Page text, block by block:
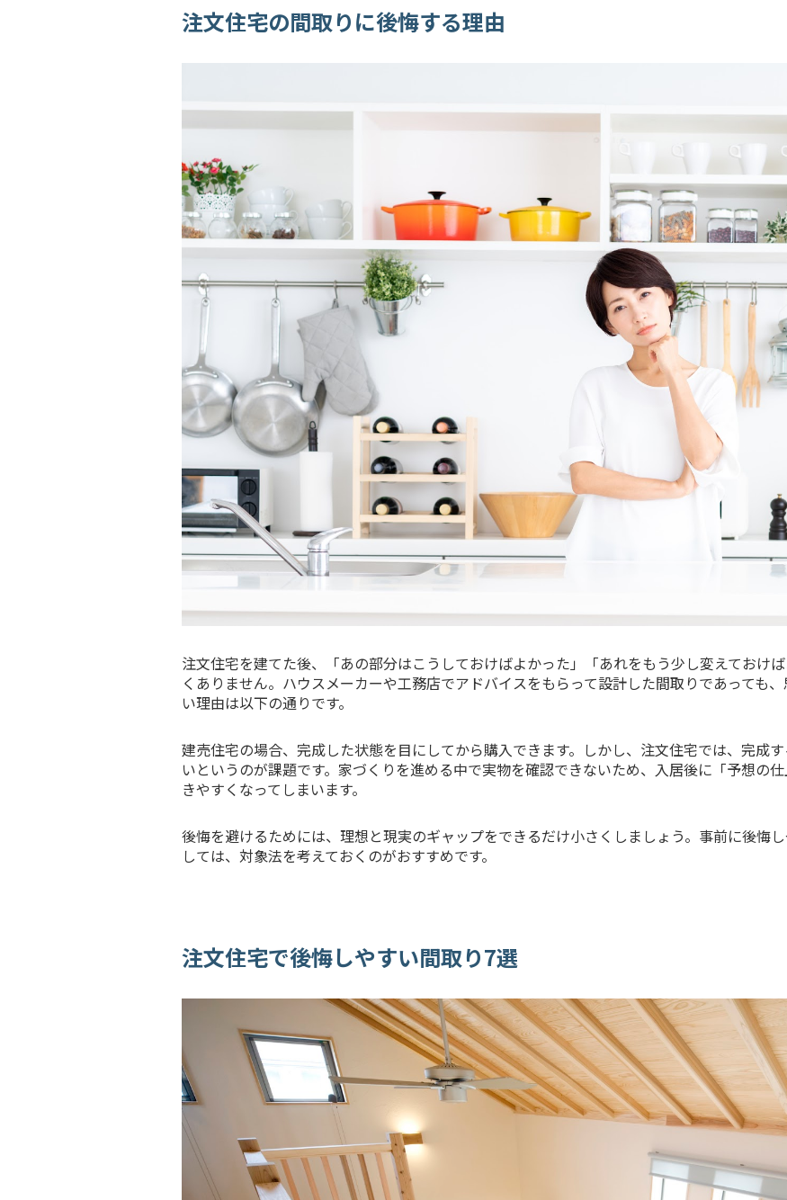
注文住宅の間取りに後悔する理由
注文住宅を建てた後、「あの部分はこうしておけばよかった」「あれをもう少し変えておけ
くありません。ハウスメーカーや工務店でアドバイスをもらって設計した間取りであっても
い理由は以下の通りです。
建売住宅の場合、完成した状態を目にしてから購入できます。しかし、注文住宅では、完成
いというのが課題です。家づくりを進める中で実物を確認できないため、入居後に「予想の
きやすくなってしまいます。
後悔を避けるためには、理想と現実のギャップをできるだけ小さくしましょう。事前に後悔
しては、対象法を考えておくのがおすすめです。
注文住宅で後悔しやすい間取り7選